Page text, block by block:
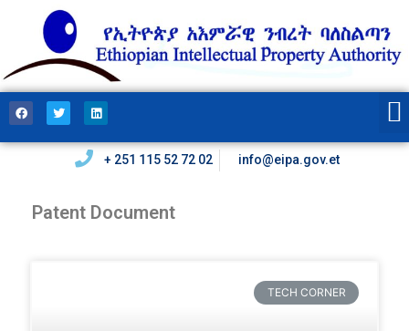
+ 251 115 52 72 02 info@eipa.gov.et
Patent Document
TECH CORNER